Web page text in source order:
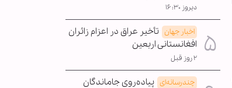
دیروز ۱۶:۳۰
اخبار جهان تأخیر عراق در اعزام زائران
افغانستانی اربعین
۲ روز قبل
چندرسانه‌ای پیاده‌روی جاماندگان